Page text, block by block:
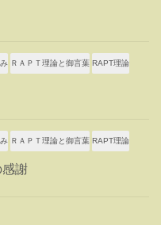
ＲＡＰＴ理論と御言葉 RAPT理論
ＲＡＰＴ理論と御言葉 RAPT理論
謝